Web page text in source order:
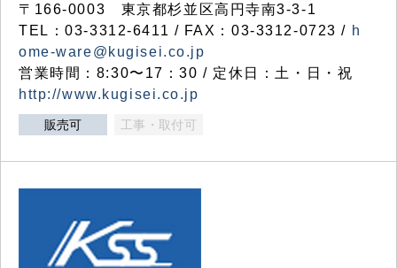
〒166-0003 東京都杉並区高円寺南3-3-1
TEL：03-3312-6411 / FAX：03-3312-0723 / h
ome-ware@kugisei.co.jp
営業時間：8:30〜17：30 / 定休日：土・日・祝
http://www.kugisei.co.jp
販売可 工事・取付可